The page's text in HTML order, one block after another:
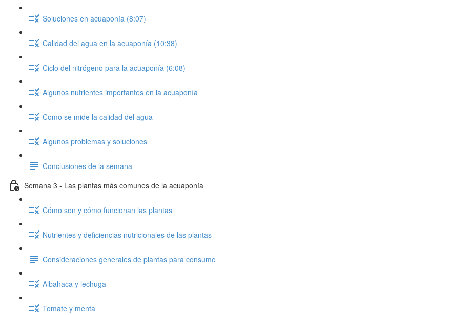
Soluciones en acuaponía (8:07)
Calidad del agua en la acuaponía (10:38)
Ciclo del nitrógeno para la acuaponía (6:08)
Algunos nutrientes importantes en la acuaponía
Como se mide la calidad del agua
Algunos problemas y soluciones
Conclusiones de la semana
Semana 3 - Las plantas más comunes de la acuaponía
Cómo son y cómo funcionan las plantas
Nutrientes y deficiencias nutricionales de las plantas
Consideraciones generales de plantas para consumo
Albahaca y lechuga
Tomate y menta